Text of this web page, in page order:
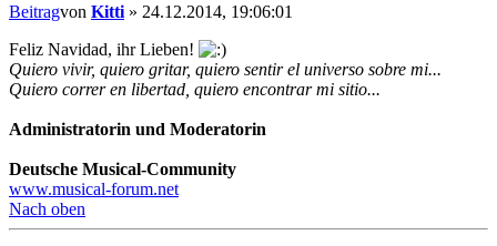
Beitragvon Kitti » 24.12.2014, 19:06:01
Feliz Navidad, ihr Lieben!
Quiero vivir, quiero gritar, quiero sentir el universo sobre mi...
Quiero correr en libertad, quiero encontrar mi sitio...
Administratorin und Moderatorin
Deutsche Musical-Community
www.musical-forum.net
Nach oben